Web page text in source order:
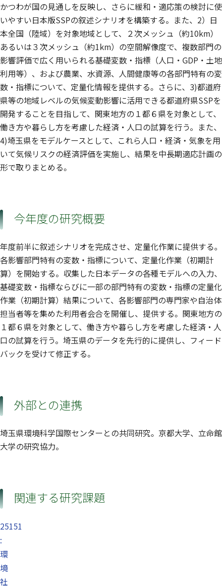
かつわが国の見通しを反映し、さらに緩和・適応策の検討に使
いやすい日本版SSPの叙述シナリオを構築する。また、2）日
本全国（陸域）を対象地域として、２次メッシュ（約10km）
あるいは３次メッシュ（約1km）の空間解像度で、複数部門の
影響評価で広く用いられる基礎変数・指標（人口・GDP・土地
利用等）、および農業、水資源、人間健康等の各部門特有の変
数・指標について、定量化情報を提供する。さらに、3)都道府
県等の地域レベルの気候変動影響に活用できる都道府県SSPを
開発することを目指して、関東地方の１都６県を対象として、
働き方や暮らし方を考慮した経済・人口の試算を行う。また、
4)埼玉県をモデルケースとして、これら人口・経済・気象を用
いて気候リスクの経済評価を実施し、結果を中長期適応計画の
形で取りまとめる。
今年度の研究概要
年度前半に叙述シナリオを完成させ、定量化作業に提供する。
各影響部門特有の変数・指標について、定量化作業（初期計
算）を開始する。収集した日本データの各種モデルへの入力、
基礎変数・指標ならびに一部の部門特有の変数・指標の定量化
作業（初期計算）結果について、各影響部門の専門家や自治体
担当者等を集めた利用者会合を開催し、提供する。関東地方の
１都６県を対象として、働き方や暮らし方を考慮した経済・人
口の試算を行う。埼玉県のデータを先行的に提供し、フィード
バックを受けて修正する。
外部との連携
埼玉県環境科学国際センターとの共同研究。京都大学、立命館
大学の研究協力。
関連する研究課題
25151
:
環
境
社